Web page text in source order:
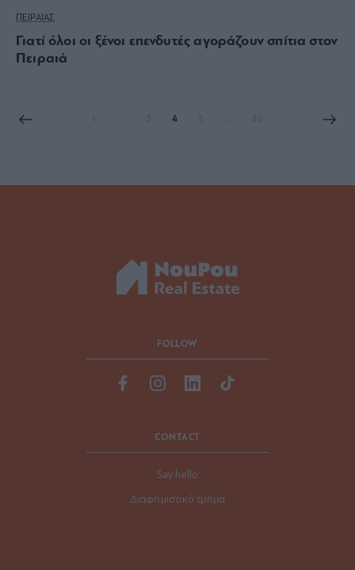
ΠΕΙΡΑΙΑΣ
Γιατί όλοι οι ξένοι επενδυτές αγοράζουν σπίτια στον
Πειραιά
4
FOLLOW
CONTACT
Say hello
Διαφημιστικό τμήμα